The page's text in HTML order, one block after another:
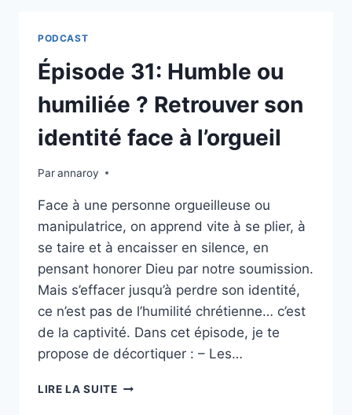
PODCAST
Épisode 31: Humble ou
humiliée ? Retrouver son
identité face à l’orgueil
Parannaroy
Face à une personne orgueilleuse ou
manipulatrice, on apprend vite à se plier, à
se taire et à encaisser en silence, en
pensant honorer Dieu par notre soumission.
Mais s’effacer jusqu’à perdre son identité,
ce n’est pas de l’humilité chrétienne… c’est
de la captivité. Dans cet épisode, je te
propose de décortiquer : – Les…
LIRE LA SUITEÉPISODE